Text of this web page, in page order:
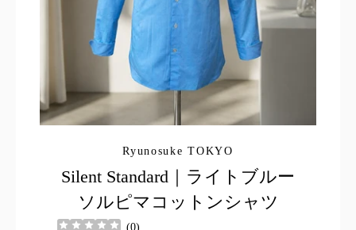
Ryunosuke TOKYO
Silent Standard｜ライトブルー
ソルピマコットンシャツ
(0)